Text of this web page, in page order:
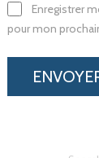
Enregistrer
pour mon